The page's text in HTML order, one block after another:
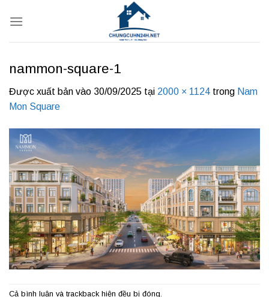
qua
nammon-square-1
Được xuất bản vào 30/09/2025 tại 2000 × 1124 trong Nam
Mon Square
Cả bình luận và trackback hiện đều bị đóng.